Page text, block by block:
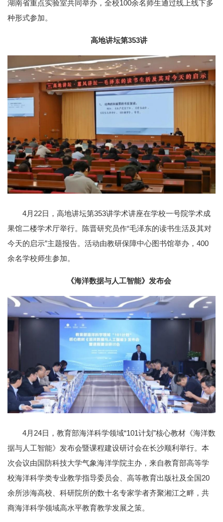
湖南省重点实验室共同举办，全校100余名师生通过线上线下多
种形式参加。
高地讲坛第353讲
4月22日，高地讲坛第353讲学术讲座在学校一号院学术成
果馆二楼学术厅举行。陈晋研究员作“毛泽东的读书生活及其对
今天的启示”主题报告。活动由教研保障中心图书馆举办，400
余名学校师生参加。
《海洋数据与人工智能》发布会
4月24日，教育部海洋科学领域“101计划”核心教材《海洋数
据与人工智能》发布会暨课程建设研讨会在长沙顺利举行。本
次会议由国防科技大学气象海洋学院主办，来自教育部高等学
校海洋科学类专业教学指导委员会、高等教育出版社及全国20
余所涉海高校、科研院所的数十名专家学者齐聚湘江之畔，共
商海洋科学领域高水平教育教学发展之策。